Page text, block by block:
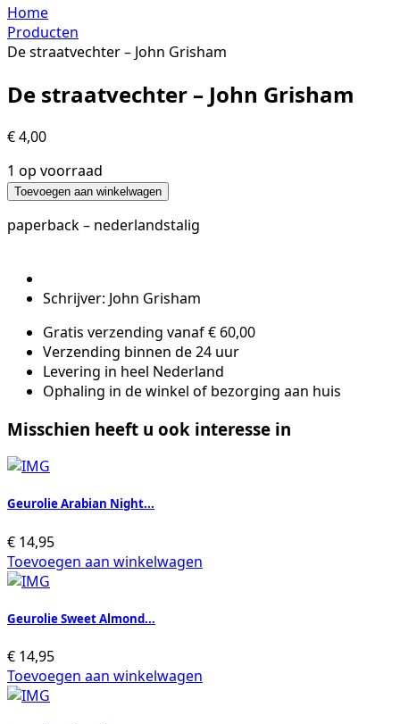
Home
Producten
De straatvechter – John Grisham
De straatvechter – John Grisham
€4,00
1 op voorraad
De
-
hoeveelheid
Toevoegen aan winkelwagen
paperback – nederlandstalig
Schrijver: John Grisham
Gratis verzending vanaf € 60,00
Verzending binnen de 24 uur
Levering in heel Nederland
Ophaling in de winkel of bezorging aan huis
Misschien heeft u ook interesse in
Geurolie Arabian Night...
€ 14,95
Toevoegen aan winkelwagen
Geurolie Sweet Almond...
€ 14,95
Toevoegen aan winkelwagen